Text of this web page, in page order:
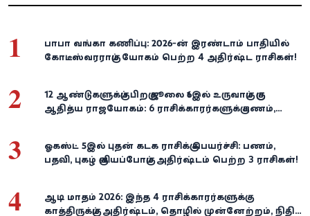
1
பாபா வங்கா கணிப்பு: 2026-ன் இரண்டாம் பாதியில்
கோடீஸ்வரராகும் யோகம் பெற்ற 4 அதிர்ஷ்ட ராசிகள்!
2
12 ஆண்டுகளுக்குப் பிறகு ஜூலை 16இல் உருவாகும் குரு
ஆதித்ய ராஜயோகம்: 6 ராசிக்காரர்களுக்கு பணம்,
3
ஓகஸ்ட் 5இல் புதன் கடக ராசிக்கு பெயர்ச்சி: பணம்,
பதவி, புகழ் குவியப்போகும் அதிர்ஷ்டம் பெற்ற 3 ராசிகள்!
4
ஆடி மாதம் 2026: இந்த 4 ராசிக்காரர்களுக்கு
காத்திருக்கும் அதிர்ஷ்டம், தொழில் முன்னேற்றம், நிதி